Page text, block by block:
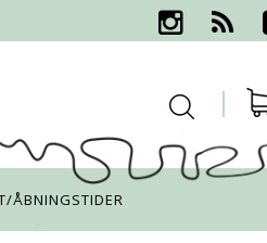
ÅBNINGSTIDER